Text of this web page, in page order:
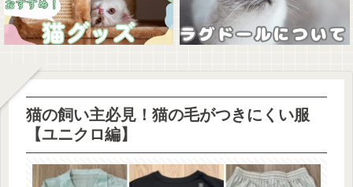
猫の飼い主必見！猫の毛がつきにくい服
【ユニクロ編】